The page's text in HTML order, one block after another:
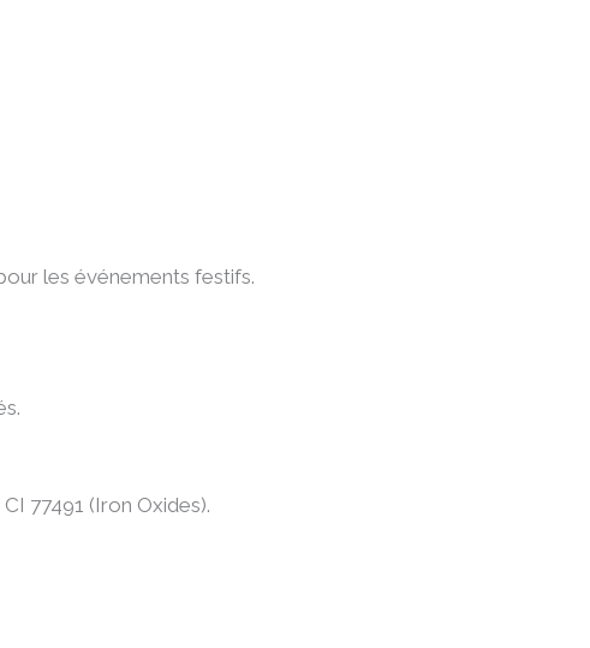
les événements festifs.
77491 (Iron Oxides).